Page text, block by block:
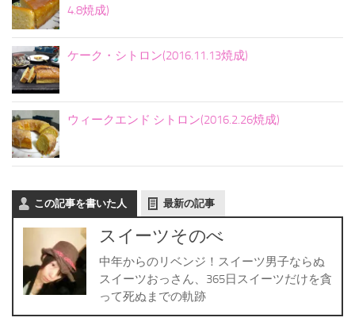
4.8焼成)
ケーク・シトロン(2016.11.13焼成)
ウィークエンド シトロン(2016.2.26焼成)
この記事を書いた人 最新の記事
スイーツそのべ
中年からのリベンジ！スイーツ男子ならぬ
スイーツおっさん、365日スイーツだけを貪
って死ぬまでの軌跡